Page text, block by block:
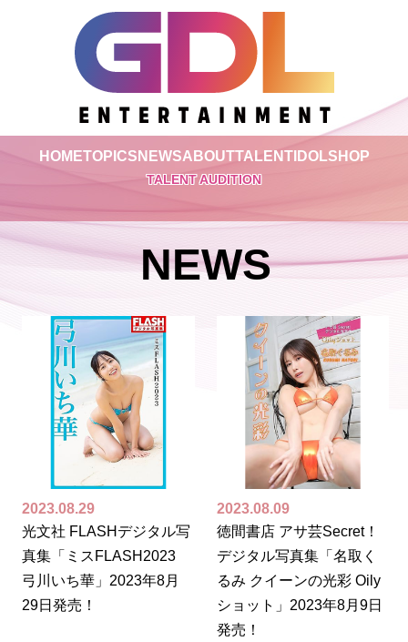
HOMETOPICS NEWSABOUTTALENTIDOLSHOP
TALENT AUDITION
NEWS
2023.08.29
光文社 FLASHデジタル写
真集「ミスFLASH2023
弓川いち華」2023年8月
29日発売！
2023.08.09
徳間書店 アサ芸Secret！
デジタル写真集「名取く
るみ クイーンの光彩 Oily
ショット」2023年8月9日
発売！